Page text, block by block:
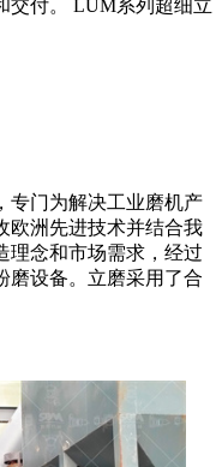
交付。 LUM系列超细立
专门为解决工业磨机产
欧洲先进技术并结合我
理念和市场需求，经过
磨设备。立磨采用了合